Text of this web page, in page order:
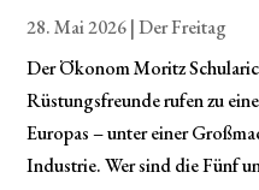
28. Mai 2026 |Der Freitag
Der Ökonom Moritz
Rüstungsfreunde rufen zu
Europas – unter einer
Industrie. Wer sind die Fünf